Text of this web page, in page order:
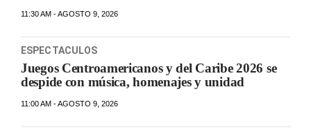
11:30 AM - AGOSTO 9, 2026
ESPECTACULOS
Juegos Centroamericanos y del Caribe 2026 se
despide con música, homenajes y unidad
11:00 AM - AGOSTO 9, 2026